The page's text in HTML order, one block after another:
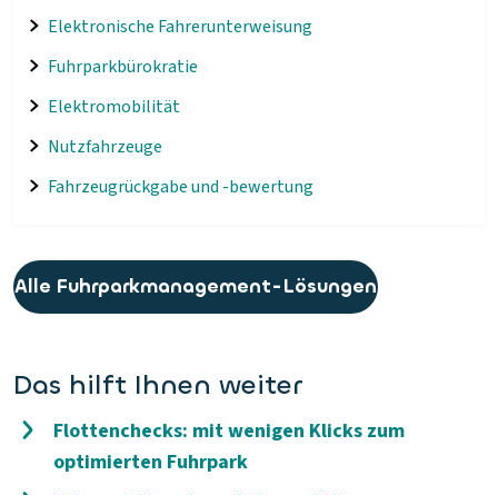
Elektronische Fahrerunterweisung
Fuhrparkbürokratie
Elektromobilität
Nutzfahrzeuge
Fahrzeugrückgabe und -bewertung
Alle Fuhrparkmanagement-Lösungen
Das hilft Ihnen weiter
Flottenchecks: mit wenigen Klicks zum
optimierten Fuhrpark